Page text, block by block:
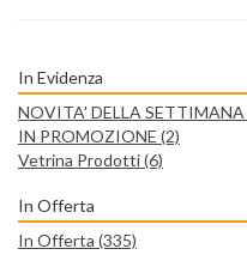
In Evidenza
NOVITA' DELLA SETTIMANA
IN PROMOZIONE (2)
Vetrina Prodotti(6)
In Offerta
In Offerta (335)